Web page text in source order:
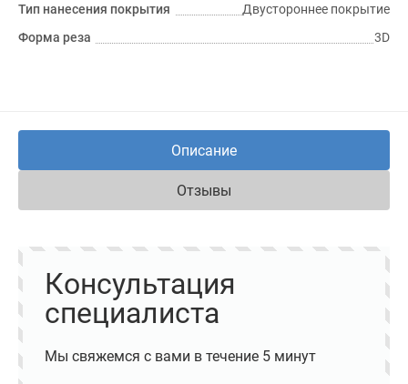
Тип нанесения покрытия
Двустороннее покрытие
Форма реза
3D
Описание
Отзывы
Консультация
специалиста
Мы свяжемся с вами в течение 5 минут